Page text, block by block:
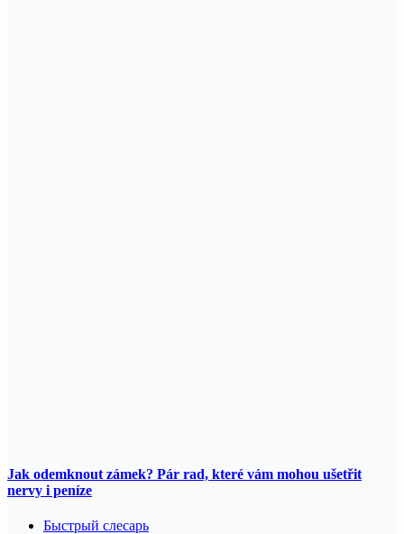
Jak odemknout zámek? Pár rad, které vám mohou ušetřit
nervy i peníze
Быстрый слесарь